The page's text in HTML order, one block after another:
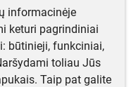
informacinėje
keturi pagrindiniai
būtinieji, funkciniai,
toliau Jūs
Taip pat galite